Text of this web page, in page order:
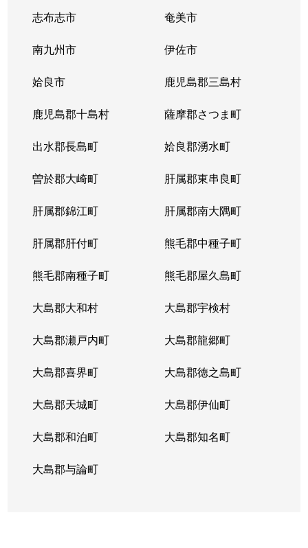
隼人町住吉 1,700万円
隼人町住吉
4,500万円
隼人町住吉
2,300万円 隼人
隼人町住吉
1,500万円 隼人
隼人町住吉
3,200万円 隼人
隼人町住吉
1,600万円 隼人
隼人町住吉
600万円 隼人
隼人町姫城
1,300万円 国分(鹿児島)
隼人町姫城
1,500万円 日当山
隼人町姫城
350万円 日当山
隼人町姫城
4,500万円 日当山
隼人町姫城
300万円 日当山
隼人町姫城
1,300万円 日当山
隼人町姫城
600万円 日当山
隼人町姫城
志布志市 奄美市
南九州市 伊佐市
姶良市 鹿児島郡三島村
鹿児島郡十島村 薩摩郡さつま町
出水郡長島町 姶良郡湧水町
曽於郡大崎町 肝属郡東串良町
肝属郡錦江町 肝属郡南大隅町
肝属郡肝付町 熊毛郡中種子町
熊毛郡南種子町 熊毛郡屋久島町
大島郡大和村 大島郡宇検村
大島郡瀬戸内町 大島郡龍郷町
大島郡喜界町 大島郡徳之島町
大島郡天城町 大島郡伊仙町
大島郡和泊町 大島郡知名町
大島郡与論町